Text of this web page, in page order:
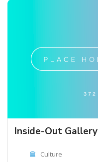
Inside-Out Gallery
Culture